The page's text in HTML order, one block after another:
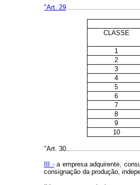
"Art. 29
CLASSE
1
2
3
4
5
6
7
8
9
10
"Art.
III -a empresa adquirente,
consignação da produção,